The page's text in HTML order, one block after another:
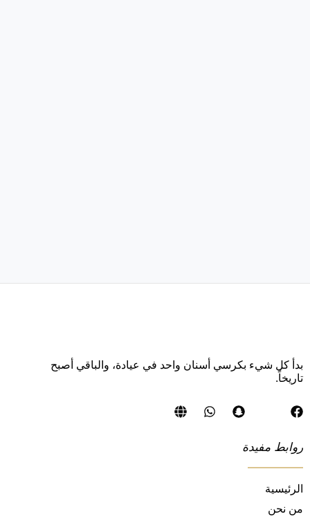
بدأ كل شيء بكرسي أسنان واحد في عيادة، والباقي أصبح
تاريخاً.
روابط مفيدة
الرئيسية
من نحن